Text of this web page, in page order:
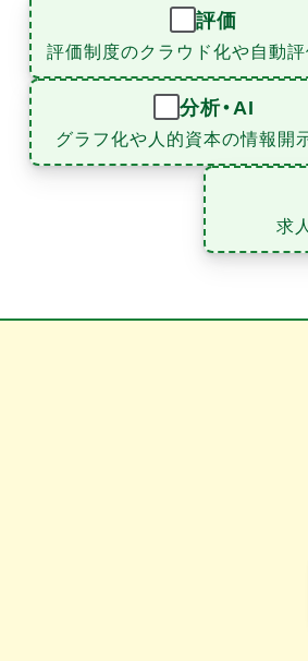
評価
評価制度のクラウド化や自動
分析・AI
グラフ化や人的資本の情報開
求